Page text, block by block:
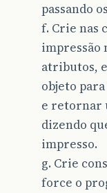
passando
f. Crie nas
impressão
atributos,
objeto
e retornar
dizendo
impresso.
g. Crie
force o